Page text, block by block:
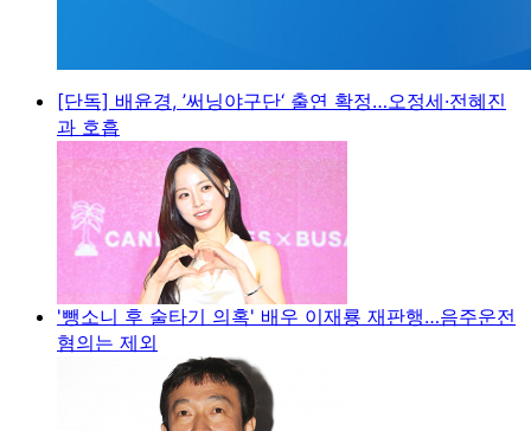
[단독] 배윤경, ’써닝야구단‘ 출연 확정…오정세·전혜진
과 호흡
'뺑소니 후 술타기 의혹' 배우 이재룡 재판행…음주운전
혐의는 제외